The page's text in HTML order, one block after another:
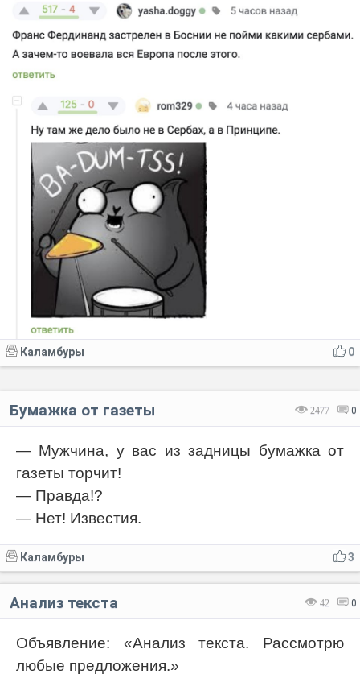
0
Каламбуры
2477 0
Бумажка от газеты
— Мужчина, у вас из задницы бумажка от
газеты торчит!
— Правда!?
— Hет! Известия.
3
Каламбуры
42 0
Анализ текста
Объявление: «Анализ текста. Рассмотрю
любые предложения.»